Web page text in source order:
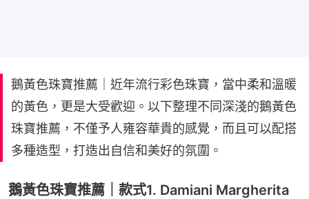
鵝黃色珠寶推薦｜近年流行彩色珠寶，當中柔和溫暖
的黃色，更是大受歡迎。以下整理不同深淺的鵝黃色
珠寶推薦，不僅予人雍容華貴的感覺，而且可以配搭
多種造型，打造出自信和美好的氛圍。
鵝黃色珠寶推薦｜款式1. Damiani Margherita